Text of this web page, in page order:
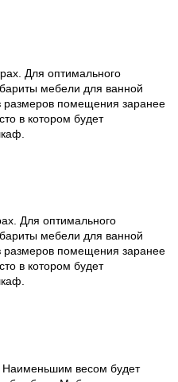
Для оптимального
мебели для ванной
размеров помещения заранее
в котором будет
Для оптимального
мебели для ванной
размеров помещения заранее
в котором будет
Наименьшим весом будет